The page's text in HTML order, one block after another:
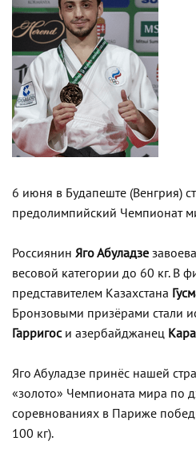
6 июня в Будапеште (Венгрия)
предолимпийский Чемпионат
Россиянин Яго Абуладзе
весовой категории до 60 кг. В
представителем Казахстана
Бронзовыми призёрами стали
Гарригоси азербайджанец
Яго Абуладзе принёс нашей
«золото» Чемпионата мира по
соревнованиях в Париже
100 кг).